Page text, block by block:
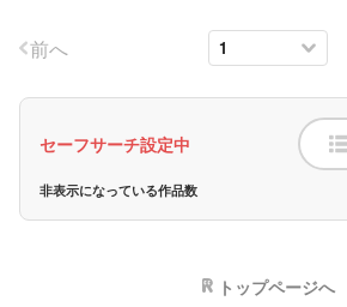
前へ
セーフサーチ設定中
非表示になっている作品数
トップページへ